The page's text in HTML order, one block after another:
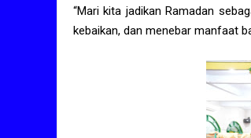
“Mari kita jadikan Ramadan
kebaikan, dan menebar manfaat